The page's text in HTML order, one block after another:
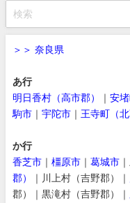
＞＞ 奈良県
あ行
明日香村（高市郡）
｜ 安堵
駒市 ｜ 宇陀市 ｜ 王寺町（北
か行
香芝市 ｜ 橿原市 ｜ 葛城市
郡）
｜川上村（吉野郡）｜
郡）｜黒滝村（吉野郡）｜